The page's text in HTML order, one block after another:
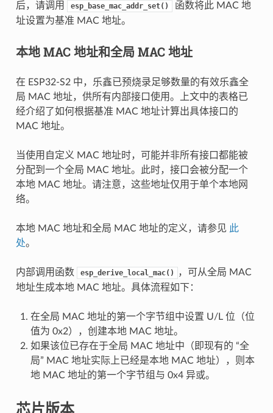
后，请调用
esp_base_mac_addr_set()
函数将此 MAC 地
址设置为基准 MAC 地址。
本地 MAC 地址和全局 MAC 地址
在 ESP32-S2 中，乐鑫已预烧录足够数量的有效乐鑫全
局 MAC 地址，供所有内部接口使用。上文中的表格已
经介绍了如何根据基准 MAC 地址计算出具体接口的
MAC 地址。
当使用自定义 MAC 地址时，可能并非所有接口都能被
分配到一个全局 MAC 地址。此时，接口会被分配一个
本地 MAC 地址。请注意，这些地址仅用于单个本地网
络。
本地 MAC 地址和全局 MAC 地址的定义，请参见 此
处。
内部调用函数 esp_derive_local_mac()
，可从全局 MAC
地址生成本地 MAC 地址。具体流程如下：
在全局 MAC 地址的第一个字节组中设置 U/L 位（位
值为 0x2），创建本地 MAC 地址。
如果该位已存在于全局 MAC 地址中（即现有的 “全
局” MAC 地址实际上已经是本地 MAC 地址），则本
地 MAC 地址的第一个字节组与 0x4 异或。
芯片版本